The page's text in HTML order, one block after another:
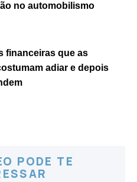
no automobilismo
financeiras que as
adiar e depois
PODE TE